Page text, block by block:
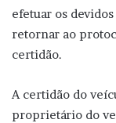
efetuar os
retornar ao
certidão.
A certidão do
proprietário do